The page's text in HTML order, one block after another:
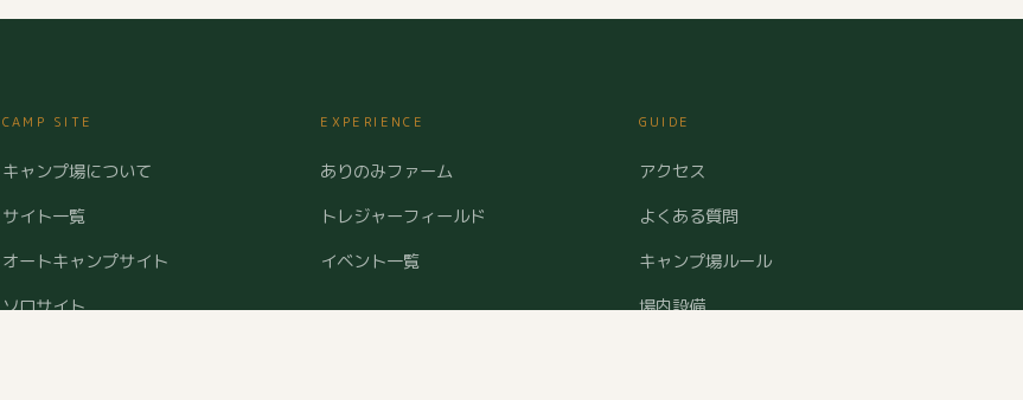
CAMP SITE
キャンプ場について
サイト一覧
オートキャンプサイト
ソロサイト
EXPERIENCE
ありのみファーム
トレジャーフィールド
イベント一覧
GUIDE
アクセス
よくある質問
キャンプ場ルール
場内設備